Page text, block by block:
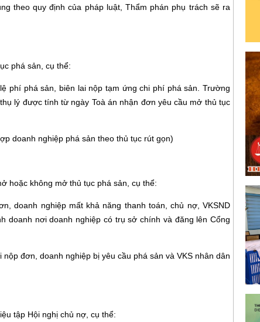
theo quy định của pháp luật, Thẩm phán phụ trách sẽ ra
phá sản, cụ thể:
phí phá sản, biên lai nộp tạm ứng chi phí phá sản. Trường
lý được tính từ ngày Toà án nhận đơn yêu cầu mở thủ tục
doanh nghiệp phá sản theo thủ tục rút gọn)
hoặc không mở thủ tục phá sản, cụ thể:
doanh nghiệp mất khả năng thanh toán, chủ nợ, VKSND
doanh nơi doanh nghiệp có trụ sở chính và đăng lên Cổng
đơn, doanh nghiệp bị yêu cầu phá sản và VKS nhân dân
tập Hội nghị chủ nợ, cụ thể: